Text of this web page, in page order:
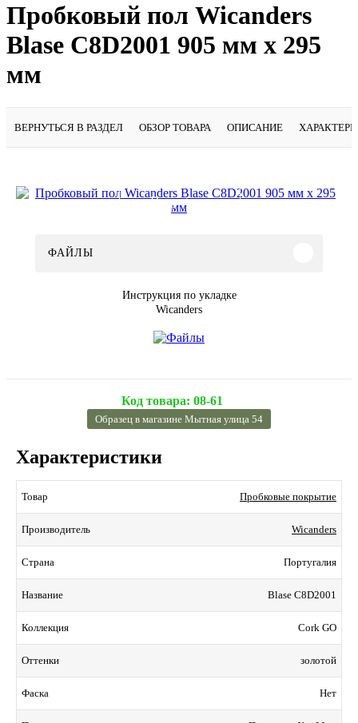
Пробковый пол Wicanders
Blase C8D2001 905 мм х 295
мм
ВЕРНУТЬСЯ В РАЗДЕЛ ОБЗОР ТОВАРА ОПИСАНИЕ
Подробнее
ФАЙЛЫ
Инструкция по укладке
Wicanders
Код товара: 08-61
Образец в магазине Мытная улица 54
Характеристики
Товар Пробковые покрытие
Производитель Wicanders
Страна Португалия
Название Blase C8D2001
Коллекция Cork GO
Оттенки золотой
Фаска Нет